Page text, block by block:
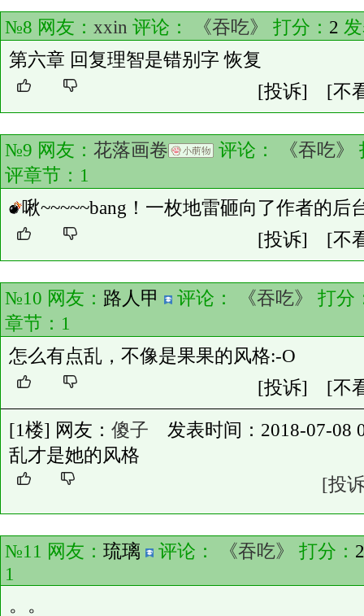
№8 网友： xxin 评论： 《吞吃》 打分： 2
第六章 回复理智是错别字 恢复
[投诉]
[不
№9 网友： 花落画卷 评论： 《吞吃》
评章节： 1
啾~~~~~bang！一枚地雷砸向了作者的后
[投诉]
[不
№10 网友： 路人甲 评论： 《吞吃》
打分
章节： 1
怎么有点乱，不像是果果的风格:-O
[投诉]
[不
[1楼] 网友： 傻子 发表时间：2018-07-08
乱才是她的风格
[投
№11 网友： 琉璃 评论： 《吞吃》 打分： 2
1
。。